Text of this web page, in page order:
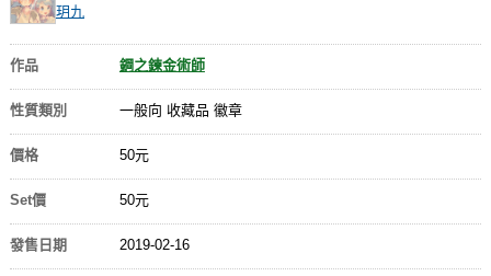
玥九
作品 鋼之鍊金術師
性質類別 一般向 收藏品 徽章
價格 50元
Set價 50元
發售日期 2019-02-16